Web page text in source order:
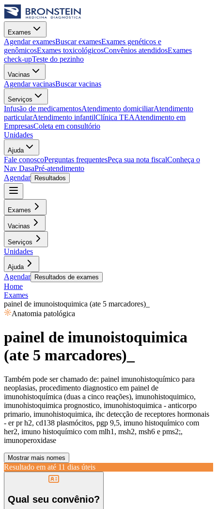
Exames
Agendar examesBuscar examesExames genéticos e
genômicosExames toxicológicosConvênios atendidosExames
check-upTeste do pezinho
Vacinas
Agendar vacinasBuscar vacinas
Serviços
Infusão de medicamentosAtendimento domiciliarAtendimento
particularAtendimento infantilClínica TEAAtendimento em
EmpresasColeta em consultório
Unidades
Ajuda
Fale conoscoPerguntas frequentesPeça sua nota fiscalConheça o
Nav DasaPré-atendimento
Agendar
Resultados
Exames
Vacinas
Serviços
Unidades
Ajuda
Agendar Resultados de exames
Home
Exames
painel de imunoistoquimica (ate 5 marcadores)_
Anatomia patológica
painel de imunoistoquimica
(ate 5 marcadores)_
Também pode ser chamado de: painel imunohistoquímico para
neoplasias, procedimento diagnostico em painel de
imunohistoquímica (duas a cinco reações), imunohistoquimico,
imunohistoquimica prognostico, imunohistoquimica - anticorpo
primario, imunohistoquimica, ihc detecção de receptores hormonais
- er pr h2, cd138 plasmócitos, pgp 9,5, imuno histoquímico com
her2, imuno histoquímico com mlh1, msh2, msh6 e pms2;,
imunoperoxidase
Mostrar mais nomes
Resultado em até 11 dias úteis
Qual seu convênio?